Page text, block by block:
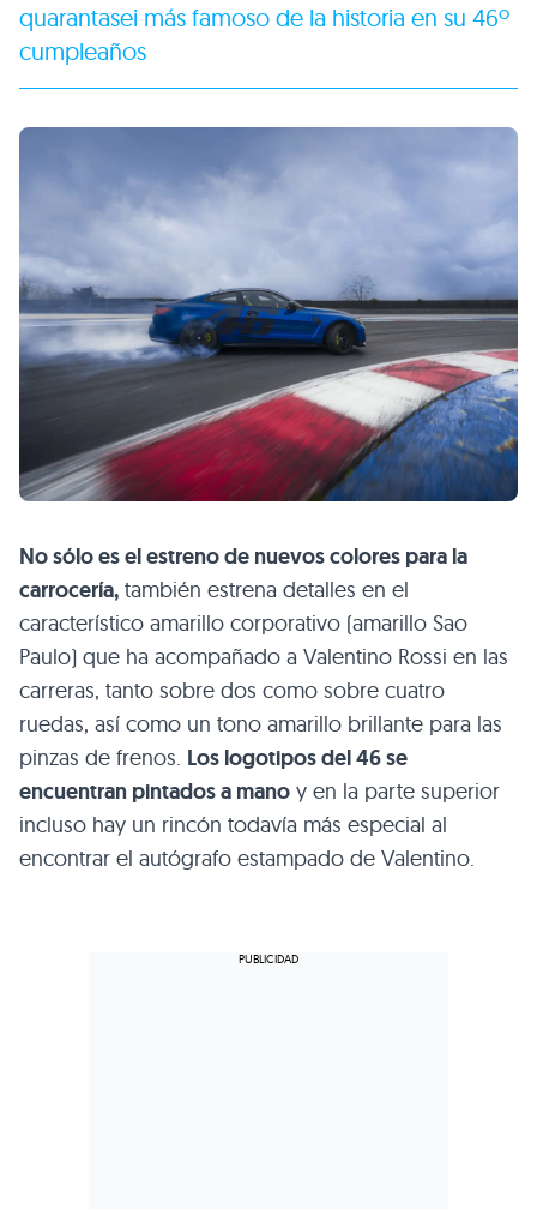
quarantasei más famoso de la historia en su 46º
cumpleaños
No sólo es el estreno de nuevos colores para la
carrocería, también estrena detalles en el
característico amarillo corporativo (amarillo Sao
Paulo) que ha acompañado a Valentino Rossi en las
carreras, tanto sobre dos como sobre cuatro
ruedas, así como un tono amarillo brillante para las
pinzas de frenos. Los logotipos del 46 se
encuentran pintados a mano y en la parte superior
incluso hay un rincón todavía más especial al
encontrar el autógrafo estampado de Valentino.